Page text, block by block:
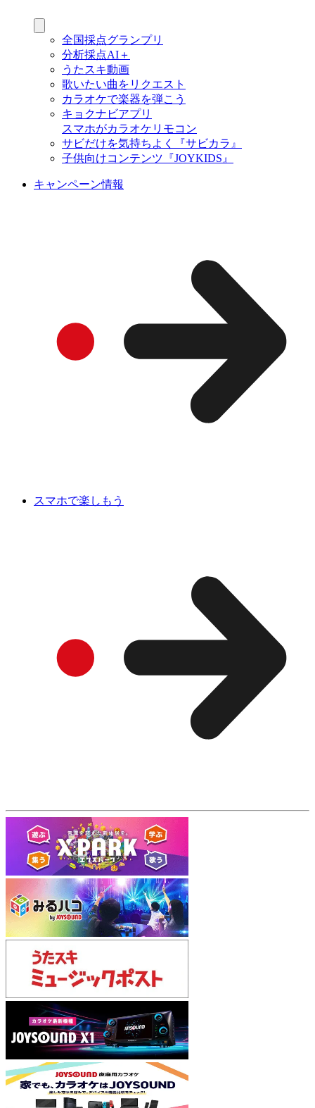
全国採点グランプリ
分析採点AI＋
うたスキ動画
歌いたい曲をリクエスト
カラオケで楽器を弾こう
キョクナビアプリ
スマホがカラオケリモコン
サビだけを気持ちよく『サビカラ』
子供向けコンテンツ『JOYKIDS』
キャンペーン情報
スマホで楽しもう